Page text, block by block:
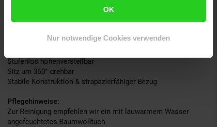
OK
Nur notwendige Cookies verwenden
Material: Metall in Chromoptik
Inklusive 5 Leichtlaufrollen
Stufenlos höhenverstellbar
Sitz um 360° drehbar
Stabile Konstruktion & strapazierfähiger Bezug
Pflegehinweise:
Zur Reinigung empfehlen wir ein mit lauwarmem Wasser
angefeuchtetes Baumwolltuch